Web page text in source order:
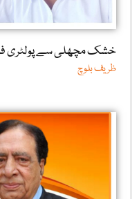
خشک مچھلی سے پولٹری
ظریف بلوچ